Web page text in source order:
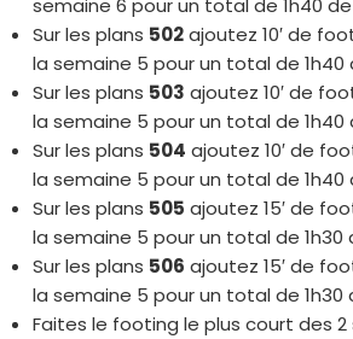
semaine 6 pour un total de 1h40
Sur les plans 502ajoutez 10′ de
la semaine 5 pour un total de
Sur les plans 503 ajoutez 10′ de
la semaine 5 pour un total de
Sur les plans 504 ajoutez 10′ de
la semaine 5 pour un total de
Sur les plans 505 ajoutez 15′ de
la semaine 5 pour un total de
Sur les plans 506 ajoutez 15′ de
la semaine 5 pour un total de
Faites le footing le plus court des